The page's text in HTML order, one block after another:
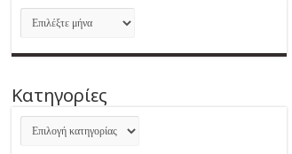
Ιστορικό
Kατηγορίες
Kατηγορίες